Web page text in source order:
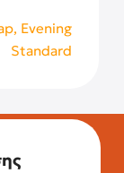
, Evening
Standard